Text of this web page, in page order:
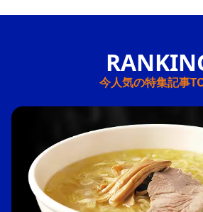
今人気の特集記事